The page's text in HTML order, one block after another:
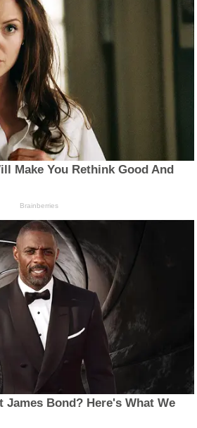
Make You Rethink Good And
Brainberries
James Bond? Here's What We